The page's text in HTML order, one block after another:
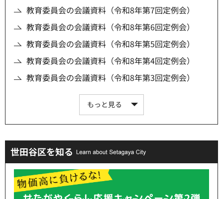
教育委員会の会議資料（令和8年第7回定例会）
教育委員会の会議資料（令和8年第6回定例会）
教育委員会の会議資料（令和8年第5回定例会）
教育委員会の会議資料（令和8年第4回定例会）
教育委員会の会議資料（令和8年第3回定例会）
もっと見る
世田谷区を知る